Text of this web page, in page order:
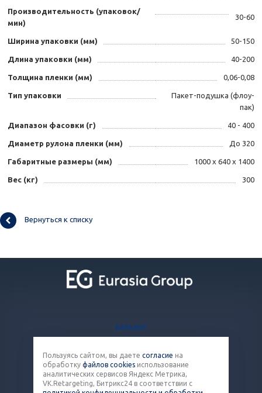
Производительность (упаковок/
мин)
30-60
Ширина упаковки (мм) 50-150
Длина упаковки (мм) 40-200
Толщина пленки (мм) 0,06-0,08
Тип упаковки
Пакет-подушка (флоу-
пак)
Диапазон фасовки (г) 40 - 400
Диаметр рулона пленки (мм) До 320
Габаритные размеры (мм) 1000 х 640 х 1400
Вес (кг) 300
Вернуться к списку
КАТАЛОГ
ВОПРОСЫ И ОТВЕТЫ
КОНТАКТЫ
Пользуясь сайтом, вы даете согласие на
обработку файлов cookies использование
аналитических сервисов Яндекс Метрика,
VK.Retargeting, Битрикс24 в соответствии с